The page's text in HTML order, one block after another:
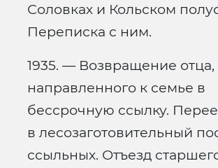
Соловках и Кольском
Переписка с ним.
1935. — Возвращение отца,
направленного к семье в
бессрочную ссылку.
в лесозаготовительный
ссыльных. Отъезд